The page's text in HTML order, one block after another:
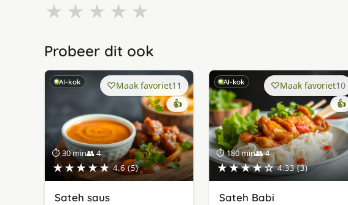
★ ★ ★ ★ ★
Probeer dit ook
AI-kok
⏱ 30 min👥 4
★★★★★ 4.6 (5)
Maak favoriet11
👍
Sateh saus
AI-kok
⏱ 180 min👥 4
★★★★☆ 4.33 (3)
Maak favoriet10
👍
Sateh Babi